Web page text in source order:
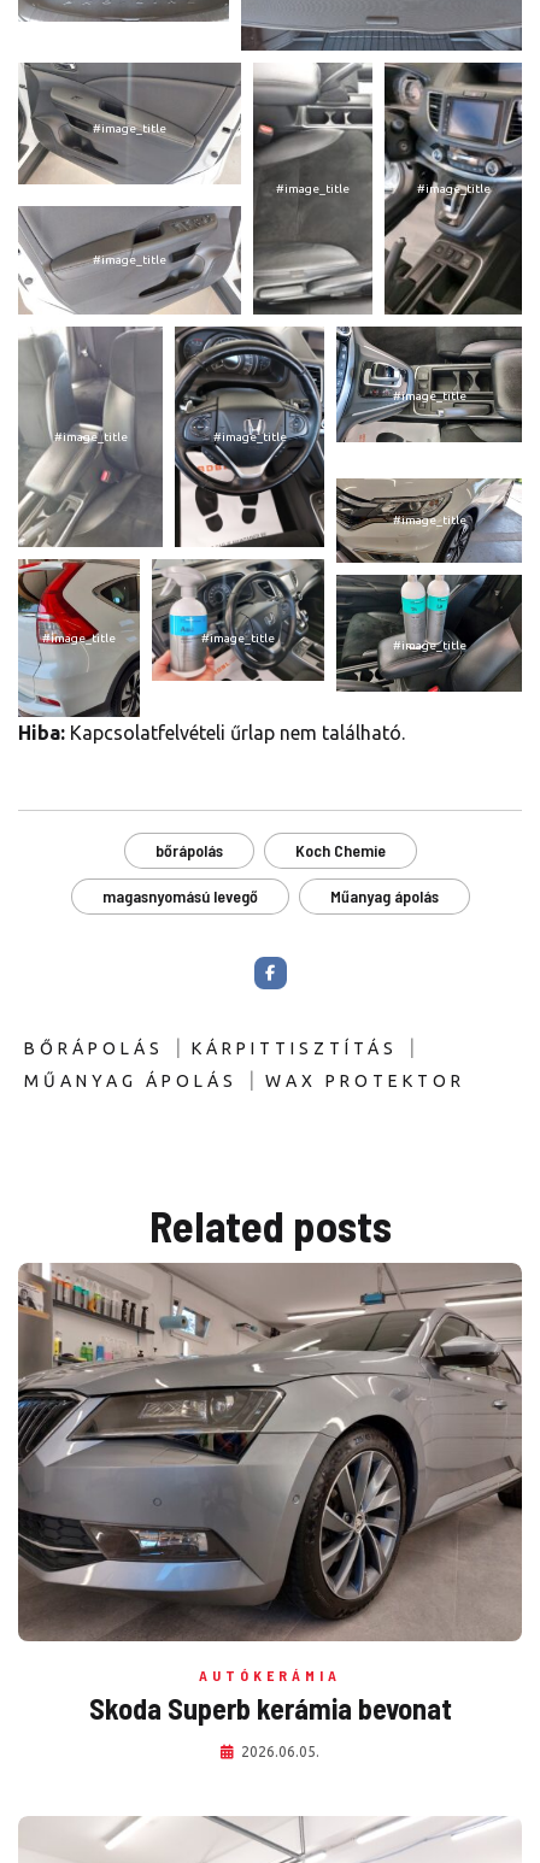
#image_title
#image_title #image_title
#image_title
#image_title #image_title
#image_title
#image_title
#image_title #image_title
#image_title
Hiba: Kapcsolatfelvételi űrlap nem található.
bőrápolás Koch Chemie
magasnyomású levegő Műanyag ápolás
BŐRÁPOLÁS KÁRPITTISZTÍTÁS
MŰANYAG ÁPOLÁS WAX PROTEKTOR
Related posts
AUTÓKERÁMIA
Skoda Superb kerámia bevonat
2026.06.05.